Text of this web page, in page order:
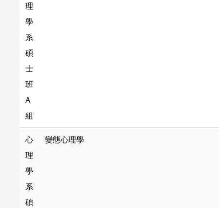
理
學
系
碩
士
班
A
組
心
理
學
系
碩
變態心理學